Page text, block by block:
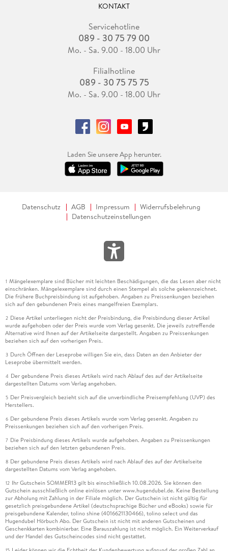
KONTAKT
Servicehotline
089 - 30 75 79 00
Mo. - Sa. 9.00 - 18.00 Uhr
Filialhotline
089 - 30 75 75 75
Mo. - Sa. 9.00 - 18.00 Uhr
Laden Sie unsere App herunter.
Datenschutz AGB Impressum
Widerrufsbelehrung
Datenschutzeinstellungen
1 Mängelexemplare sind Bücher mit leichten Beschädigungen, die das Lesen aber nicht
einschränken. Mängelexemplare sind durch einen Stempel als solche gekennzeichnet.
Die frühere Buchpreisbindung ist aufgehoben. Angaben zu Preissenkungen beziehen
sich auf den gebundenen Preis eines mangelfreien Exemplars.
2 Diese Artikel unterliegen nicht der Preisbindung, die Preisbindung dieser Artikel
wurde aufgehoben oder der Preis wurde vom Verlag gesenkt. Die jeweils zutreffende
Alternative wird Ihnen auf der Artikelseite dargestellt. Angaben zu Preissenkungen
beziehen sich auf den vorherigen Preis.
3 Durch Öffnen der Leseprobe willigen Sie ein, dass Daten an den Anbieter der
Leseprobe übermittelt werden.
4 Der gebundene Preis dieses Artikels wird nach Ablauf des auf der Artikelseite
dargestellten Datums vom Verlag angehoben.
5 Der Preisvergleich bezieht sich auf die unverbindliche Preisempfehlung (UVP) des
Herstellers.
6 Der gebundene Preis dieses Artikels wurde vom Verlag gesenkt. Angaben zu
Preissenkungen beziehen sich auf den vorherigen Preis.
7 Die Preisbindung dieses Artikels wurde aufgehoben. Angaben zu Preissenkungen
beziehen sich auf den letzten gebundenen Preis.
8 Der gebundene Preis dieses Artikels wird nach Ablauf des auf der Artikelseite
dargestellten Datums vom Verlag angehoben.
12 Ihr Gutschein SOMMER13 gilt bis einschließlich 10.08.2026. Sie können den
Gutschein ausschließlich online einlösen unter www.hugendubel.de. Keine Bestellung
zur Abholung mit Zahlung in der Filiale möglich. Der Gutschein ist nicht gültig für
gesetzlich preisgebundene Artikel (deutschsprachige Bücher und eBooks) sowie für
preisgebundene Kalender, tolino shine (4016621130466), tolino select und das
Hugendubel Hörbuch Abo. Der Gutschein ist nicht mit anderen Gutscheinen und
Geschenkkarten kombinierbar. Eine Barauszahlung ist nicht möglich. Ein Weiterverkauf
und der Handel des Gutscheincodes sind nicht gestattet.